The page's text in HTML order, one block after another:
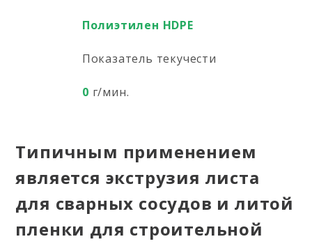
Полиэтилен HDPE
Показатель текучести
0 г/мин.
Типичным применением
является экструзия листа
для сварных сосудов и литой
пленки для строительной